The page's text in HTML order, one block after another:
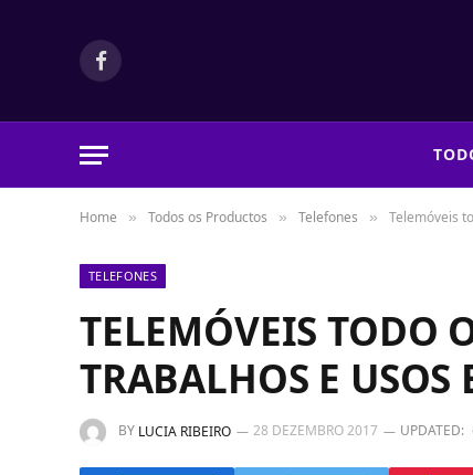
Facebook
Home » Todos os Productos » Telefones » Telemóveis
TELEFONES
TELEMÓVEIS TODO
TRABALHOS E USOS
BY LUCIA RIBEIRO 28 DEZEMBRO 2017 UPDATED: